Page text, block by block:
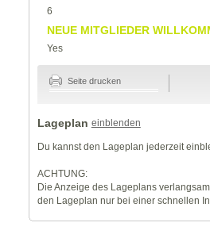
6
NEUE MITGLIEDER
Yes
Seite drucken
Lageplan einblenden
Du kannst den Lageplan jederzeit
ACHTUNG:
Die Anzeige des Lageplans
den Lageplan nur bei einer schnellen